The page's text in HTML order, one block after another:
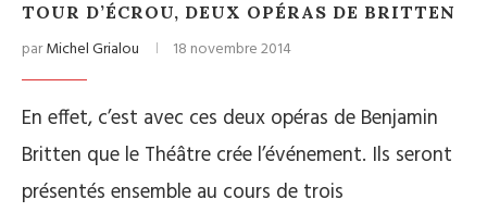
TOUR D’ÉCROU, DEUX OPÉRAS DE BRITTEN
parMichel Grialou 18 novembre 2014
En effet, c’est avec ces deux opéras de Benjamin
Britten que le Théâtre crée l’événement. Ils seront
présentés ensemble au cours de trois